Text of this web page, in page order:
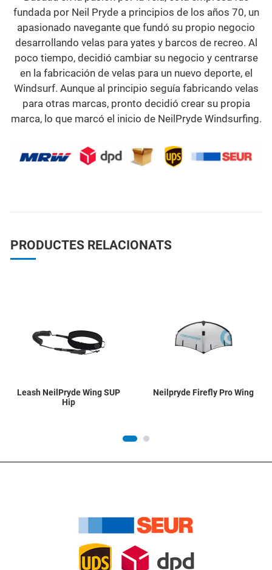
fundada por Neil Pryde a principios de los años 70, un
apasionado navegante que fundó su propio negocio
desarrollando velas para yates y barcos de recreo. Al
poco tiempo, decidió cambiar su negocio y centrarse
en la fabricación de velas para un nuevo deporte, el
Windsurf. Aunque al principio seguía fabricando velas
para otras marcas, pronto decidió crear su propia
marca, lo que marcó el inicio de NeilPryde Windsurfing.
PRODUCTES RELACIONATS
Quick View
Leash NeilPryde Wing SUP
Hip
Neilpryde Firefly Pro Wing